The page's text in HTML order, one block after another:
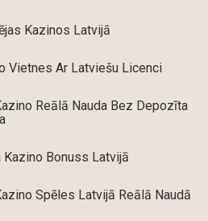
Kazinos Latvijā
Vietnes Ar Latviešu Licenci
Reālā Nauda Bez Depozīta
Bonuss Latvijā
Spēles Latvijā Reālā Naudā